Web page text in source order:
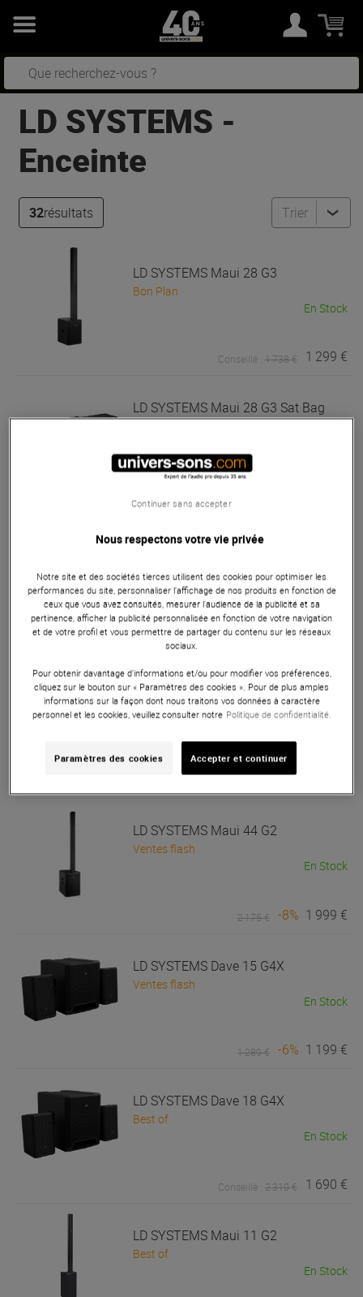
LD SYSTEMS -
Enceinte
32résultats Trier
LD SYSTEMS Maui 28 G3
Bon Plan
En Stock
Conseillé : 1 738 € 1 299 €
LD SYSTEMS Maui 28 G3 Sat Bag
Bon Plan
En Stock
LD SYSTEMSMaui 28 G2 SAT BAG
Bon Plan
LD SYSTEMS Maui 44 G2
Ventes flash
En Stock
2 175 € -8% 1 999 €
LD SYSTEMS Dave 15 G4X
Ventes flash
En Stock
1 289 € -6% 1 199 €
LD SYSTEMS Dave 18 G4X
Best of
En Stock
Conseillé : 2 310 € 1 690 €
LD SYSTEMS Maui 11 G2
Best of
En Stock
Nous respectons votre vie privée
Notre site et des sociétés tierces utilisent des cookies pour optimiser les
performances du site, personnaliser l’affichage de nos produits en fonction de
ceux que vous avez consultés, mesurer l'audience de la publicité et sa
pertinence, afficher la publicité personnalisée en fonction de votre navigation
et de votre profil et vous permettre de partager du contenu sur les réseaux
sociaux.
Pour obtenir davantage d'informations et/ou pour modifier vos préférences,
cliquez sur le bouton sur « Paramètres des cookies ». Pour de plus amples
informations sur la façon dont nous traitons vos données à caractère
personnel et les cookies, veuillez consulter notre Politique de confidentialité.
Paramètres des cookies Accepter et continuer
Continuer sans accepter